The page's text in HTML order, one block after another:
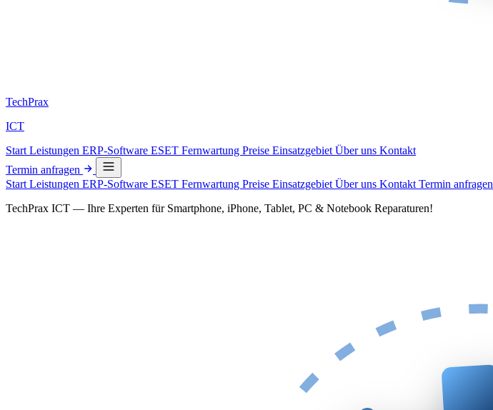
TechPrax
ICT
Start Leistungen ERP-Software ESET Fernwartung Preise Einsatzgebiet Über uns Kontakt
Termin anfragen
Start Leistungen ERP-Software ESET Fernwartung Preise Einsatzgebiet Über uns Kontakt Termin anfragen
TechPrax ICT — Ihre Experten für Smartphone, iPhone, Tablet, PC & Notebook Reparaturen!